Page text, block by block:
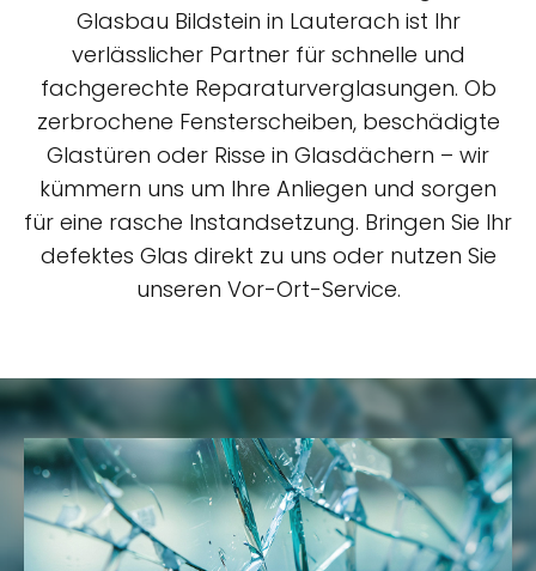
Glasbau Bildstein in Lauterach ist Ihr
verlässlicher Partner für schnelle und
fachgerechte Reparaturverglasungen. Ob
zerbrochene Fensterscheiben, beschädigte
Glastüren oder Risse in Glasdächern – wir
kümmern uns um Ihre Anliegen und sorgen
für eine rasche Instandsetzung. Bringen Sie Ihr
defektes Glas direkt zu uns oder nutzen Sie
unseren Vor-Ort-Service.